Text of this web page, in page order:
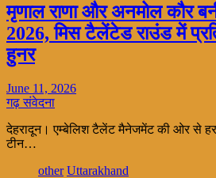
मृणाल राणा और अनमोल कौर
2026, मिस टैलेंटेड राउंड में
हुनर
June 11, 2026
गढ़ संवेदना
देहरादून। एम्बेलिश टैलेंट मैनेजमेंट की ओर से हर
टीन…
other Uttarakhand